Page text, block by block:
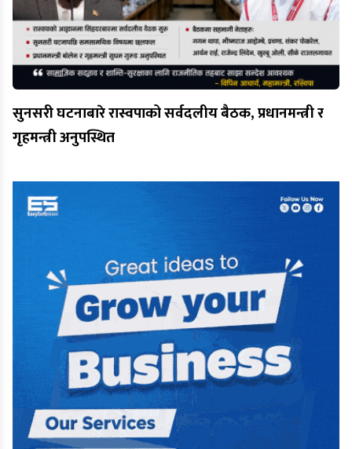
सुनसरी घटनाबारे रास्वपाको सर्वदलीय बैठक, प्रधानमन्त्री र
गृहमन्त्री अनुपस्थित